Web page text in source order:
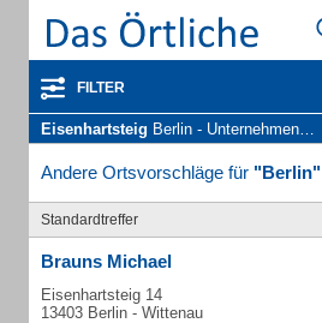
FILTER
Eisenhartsteig Berlin - Unternehmen und Personen
Andere Ortsvorschläge für "Berlin"
Standardtreffer
Brauns Michael
Eisenhartsteig 14
13403 Berlin - Wittenau